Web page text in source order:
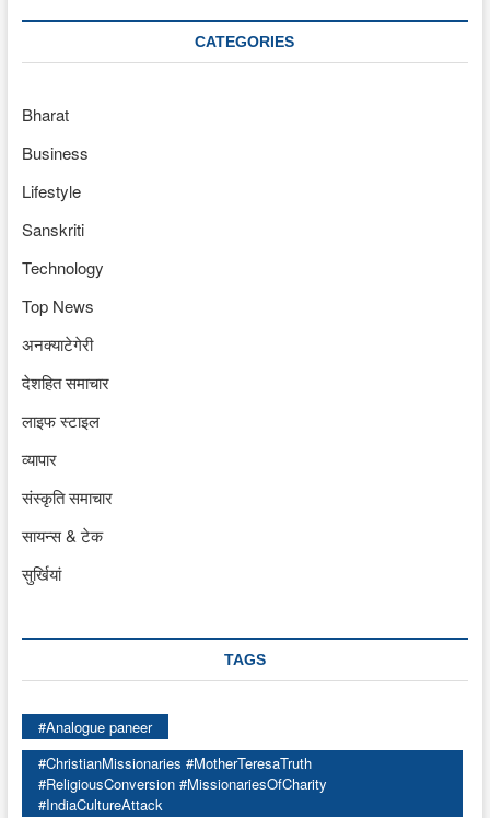
CATEGORIES
Bharat
Business
Lifestyle
Sanskriti
Technology
Top News
अनक्याटेगेरी
देशहित समाचार
लाइफ स्टाइल
व्यापार
संस्कृति समाचार
सायन्स & टेक
सुर्खियां
TAGS
#Analogue paneer
#ChristianMissionaries #MotherTeresaTruth
#ReligiousConversion #MissionariesOfCharity
#IndiaCultureAttack